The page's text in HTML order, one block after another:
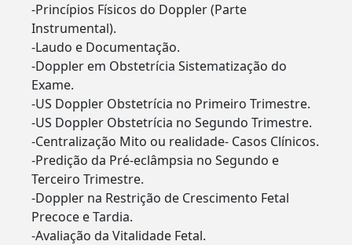
-Princípios Físicos do Doppler (Parte
Instrumental).
-Laudo e Documentação.
-Doppler em Obstetrícia Sistematização do
Exame.
-US Doppler Obstetrícia no Primeiro Trimestre.
-US Doppler Obstetrícia no Segundo Trimestre.
-Centralização Mito ou realidade- Casos Clínicos.
-Predição da Pré-eclâmpsia no Segundo e
Terceiro Trimestre.
-Doppler na Restrição de Crescimento Fetal
Precoce e Tardia.
-Avaliação da Vitalidade Fetal.